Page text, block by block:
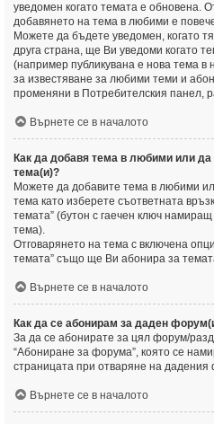
уведомен когато темата е обновена.
добавянето на тема в любими е
Можете да бъдете уведомен, когато
друга страна, ще Ви уведоми когато
(например публикувана е нова тема в
за известяване за любими теми и
променяни в Потребителския панел,
Върнете се в началото
Как да добавя тема в любими или
тема(и)?
Можете да добавите тема в любими
тема като изберете съответната
темата” (бутон с гаечен ключ
тема).
Отговарянето на тема с включена
темата” също ще Ви абонира за
Върнете се в началото
Как да се абонирам за даден
За да се абонирате за цял форум/
“Абониране за форума”, която се
страницата при отваряне на
Върнете се в началото